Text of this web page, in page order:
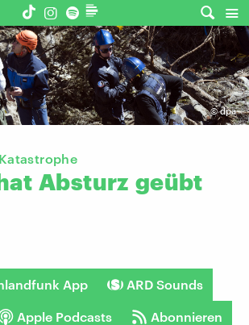
©dpa
Absturz geübt
App ARD Sounds
Apple Podcasts Abonnieren